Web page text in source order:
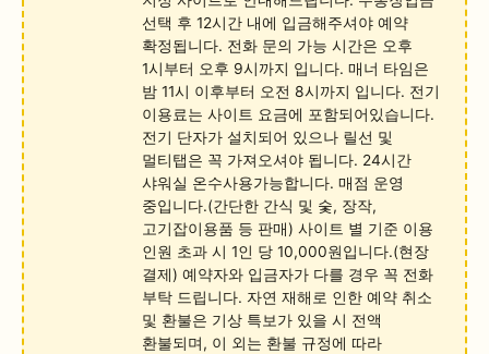
선택 후 12시간 내에 입금해주셔야 예약
확정됩니다. 전화 문의 가능 시간은 오후
1시부터 오후 9시까지 입니다. 매너 타임은
밤 11시 이후부터 오전 8시까지 입니다. 전기
이용료는 사이트 요금에 포함되어있습니다.
전기 단자가 설치되어 있으나 릴선 및
멀티탭은 꼭 가져오셔야 됩니다. 24시간
샤워실 온수사용가능합니다. 매점 운영
중입니다.(간단한 간식 및 숯, 장작,
고기잡이용품 등 판매) 사이트 별 기준 이용
인원 초과 시 1인 당 10,000원입니다.(현장
결제) 예약자와 입금자가 다를 경우 꼭 전화
부탁 드립니다. 자연 재해로 인한 예약 취소
및 환불은 기상 특보가 있을 시 전액
환불되며, 이 외는 환불 규정에 따라